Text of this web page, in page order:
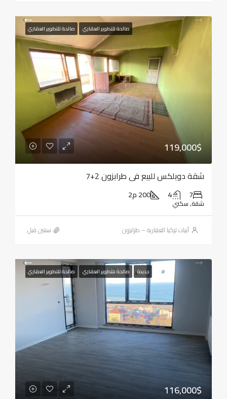
صالحة للتطوير العقاري صالحة للتطوير العقاري
119,000$
شقة دوبلكس للبيع في طرابزون 2+7
7
4 200 م2
شقة, سكني
أبيات تركيا العقارية – طرابزون ‏سنتين قبل
جديدة صالحة للتطوير العقاري صالحة للتطوير العقاري
116,000$